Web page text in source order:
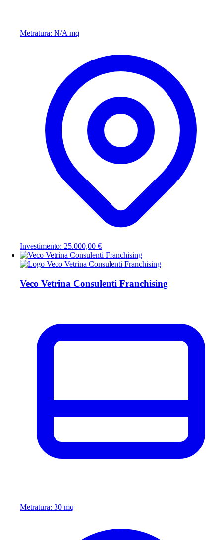
Metratura: N/A mq
Investimento: 25.000,00 €
Veco Vetrina Consulenti Franchising
Metratura: 30 mq